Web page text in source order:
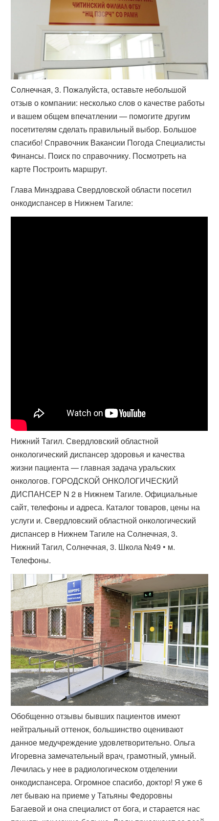
Солнечная, 3. Пожалуйста, оставьте небольшой
отзыв о компании: несколько слов о качестве работы
и вашем общем впечатлении — помогите другим
посетителям сделать правильный выбор. Большое
спасибо! Справочник Вакансии Погода Специалисты
Финансы. Поиск по справочнику. Посмотреть на
карте Построить маршрут.
Глава Минздрава Свердловской области посетил
онкодиспансер в Нижнем Тагиле:
Нижний Тагил. Свердловский областной
онкологический диспансер здоровья и качества
жизни пациента — главная задача уральских
онкологов. ГОРОДСКОЙ ОНКОЛОГИЧЕСКИЙ
ДИСПАНСЕР N 2 в Нижнем Тагиле. Официальные
сайт, телефоны и адреса. Каталог товаров, цены на
услуги и​. Свердловский областной онкологический
диспансер в Нижнем Тагиле на Солнечная, 3.
Нижний Тагил, Солнечная, 3. Школа №49 • м.
Телефоны​.
Обобщенно отзывы бывших пациентов имеют
нейтральный оттенок, большинство оценивают
данное медучреждение удовлетворительно. Ольга
Игоревна замечательный врач, грамотный, умный.
Лечилась у нее в радиологическом отделении
онкодиспансера. Огромное спасибо, доктор! Я уже 6
лет бываю на приеме у Татьяны Федоровны
Багаевой и она специалист от бога, и старается нас